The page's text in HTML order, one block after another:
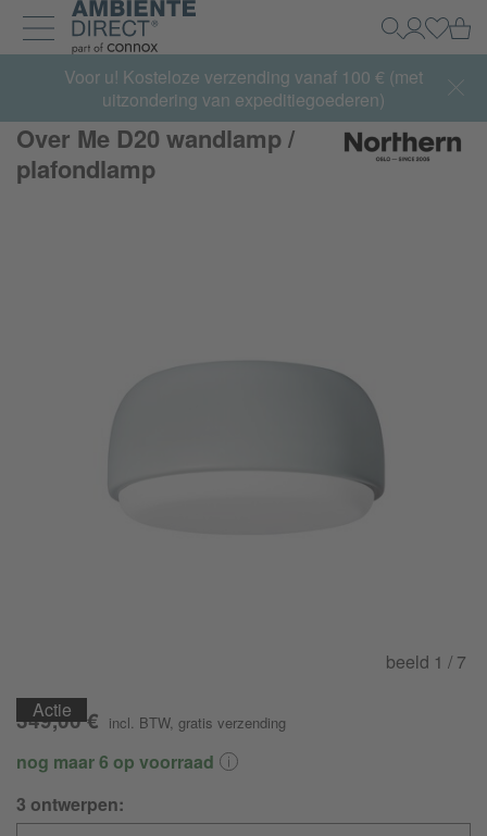
Home
Navigatie uit- en inklappen
Zoeken
Mijn
Summer Sale:met tot 65% korting >> nu bestellen
Voor u! Kosteloze verzending vanaf 100 € (met
uitzondering van expeditiegoederen)
Over Me D20 wandlamp /
plafondlamp
Actie
Actie
beeld 1 / 7
349,00 € incl. BTW, gratis verzending
nog maar 6 op voorraad
3 ontwerpen: